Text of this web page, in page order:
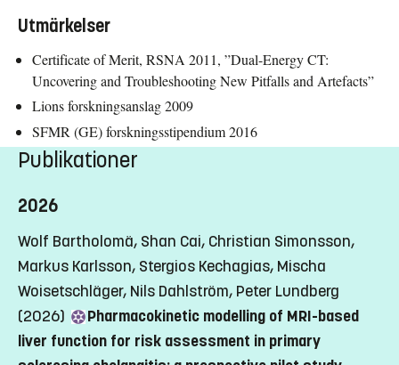
Utmärkelser
Certificate of Merit, RSNA 2011, ”Dual-Energy CT:
Uncovering and Troubleshooting New Pitfalls and Artefacts”
Lions forskningsanslag 2009
SFMR (GE) forskningsstipendium 2016
Publikationer
2026
Wolf Bartholomä, Shan Cai, Christian Simonsson,
Markus Karlsson, Stergios Kechagias, Mischa
Woisetschläger, Nils Dahlström, Peter Lundberg
(2026)
Pharmacokinetic modelling of MRI-based
liver function for risk assessment in primary